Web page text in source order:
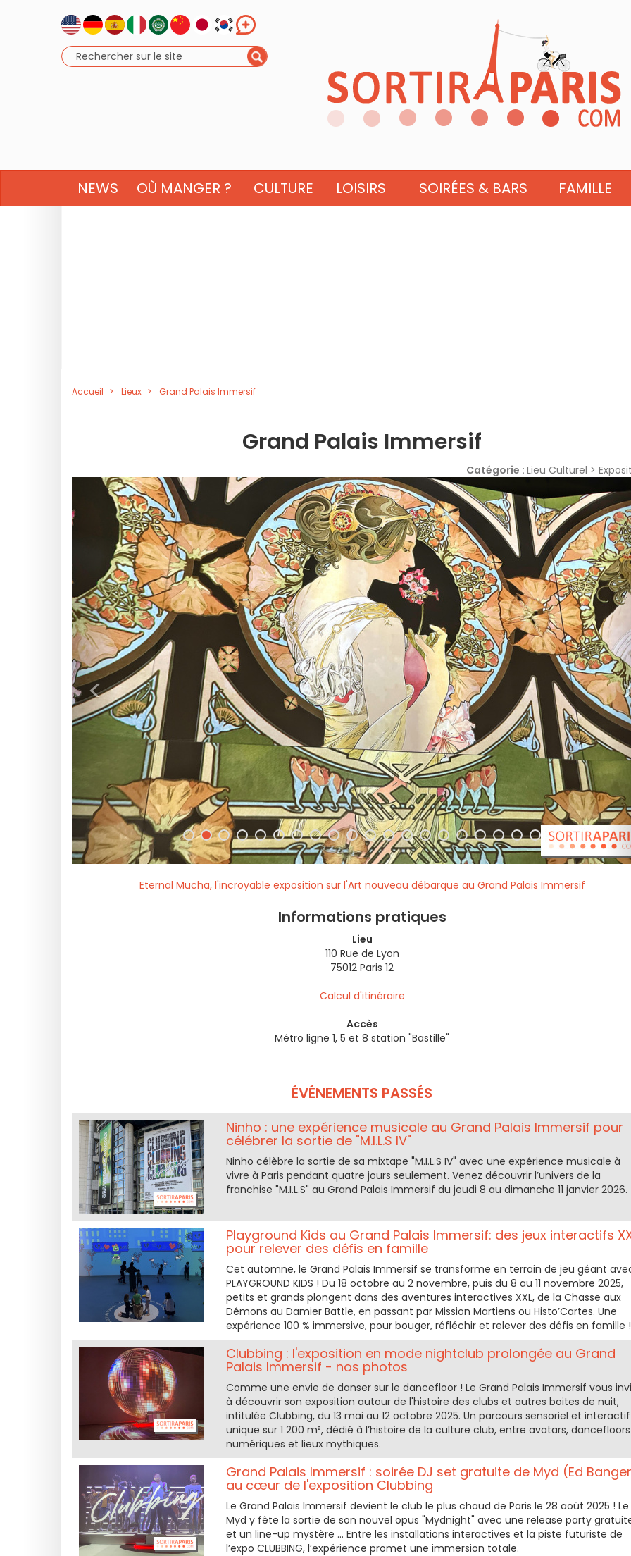
NEWS OÙ MANGER ? CULTURE LOISIRS SOIRÉES & BARS FAMILLE
Accueil Lieux Grand Palais Immersif
Grand Palais Immersif
Catégorie : Lieu Culturel >
<
Eternal Mucha, l'incroyable exposition sur l'Art nouveau débarque au Grand Palais Immersif
Informations pratiques
Lieu
110 Rue de Lyon
75012 Paris 12
Calcul d'itinéraire
Accès
Métro ligne 1, 5 et 8 station "Bastille"
ÉVÉNEMENTS PASSÉS
Ninho : une expérience musicale au Grand Palais Immersif pour
célébrer la sortie de "M.I.L.S IV"
Ninho célèbre la sortie de sa mixtape "M.I.L.S IV" avec une expérience musicale à
vivre à Paris pendant quatre jours seulement. Venez découvrir l’univers de la
franchise "M.I.L.S" au Grand Palais Immersif du jeudi 8 au dimanche 11 janvier 2026.
Playground Kids au Grand Palais Immersif: des jeux interactifs
pour relever des défis en famille
Cet automne, le Grand Palais Immersif se transforme en terrain de jeu géant
PLAYGROUND KIDS ! Du 18 octobre au 2 novembre, puis du 8 au 11 novembre 2025,
petits et grands plongent dans des aventures interactives XXL, de la Chasse aux
Démons au Damier Battle, en passant par Mission Martiens ou Histo’Cartes. Une
expérience 100 % immersive, pour bouger, réfléchir et relever des défis en famille !
Clubbing : l'exposition en mode nightclub prolongée au Grand
Palais Immersif - nos photos
Comme une envie de danser sur le dancefloor ! Le Grand Palais Immersif vous
à découvrir son exposition autour de l'histoire des clubs et autres boites de nuit,
intitulée Clubbing, du 13 mai au 12 octobre 2025. Un parcours sensoriel et interactif
unique sur 1 200 m², dédié à l’histoire de la culture club, entre avatars, dancefloors
numériques et lieux mythiques.
Grand Palais Immersif : soirée DJ set gratuite de Myd (Ed
au cœur de l'exposition Clubbing
Le Grand Palais Immersif devient le club le plus chaud de Paris le 28 août 2025 ! Le
Myd y fête la sortie de son nouvel opus "Mydnight" avec une release party
et un line-up mystère ... Entre les installations interactives et la piste futuriste de
l’expo CLUBBING, l’expérience promet une immersion totale.